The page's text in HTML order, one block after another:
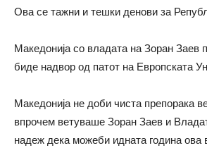
Ова се тажни и тешки денови за
Македонија со владата на Зоран Заев
биде надвор од патот на Европската
Македонија не доби чиста препорака
впрочем ветуваше Зоран Заев и
надеж дека можеби идната година ова